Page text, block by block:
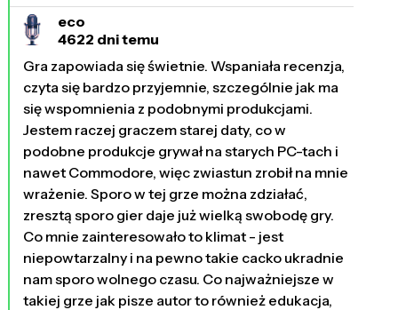
eco
4622 dni temu
Gra zapowiada się świetnie. Wspaniała recenzja,
czyta się bardzo przyjemnie, szczególnie jak ma
się wspomnienia z podobnymi produkcjami.
Jestem raczej graczem starej daty, co w
podobne produkcje grywał na starych PC-tach i
nawet Commodore, więc zwiastun zrobił na mnie
wrażenie. Sporo w tej grze można zdziałać,
zresztą sporo gier daje już wielką swobodę gry.
Co mnie zainteresowało to klimat - jest
niepowtarzalny i na pewno takie cacko ukradnie
nam sporo wolnego czasu. Co najważniejsze w
takiej grze jak pisze autor to również edukacja,